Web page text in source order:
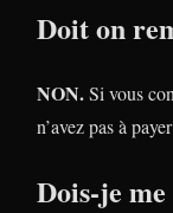
Doit on
NON.Si vous
n’avez pas à
Dois-je